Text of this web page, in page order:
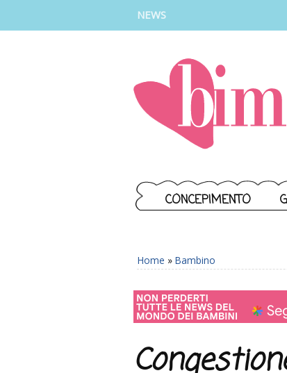
NEWS
CONCEPIMENTO
Home » Bambino